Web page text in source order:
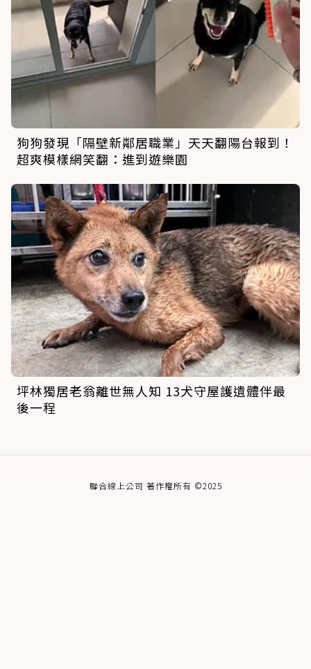
狗狗發現「隔壁新鄰居職業」天天翻陽台報到！
超爽模樣網笑翻：進到遊樂園
坪林獨居老翁離世無人知 13犬守屋護遺體伴最
後一程
聯合線上公司 著作權所有 ©2025